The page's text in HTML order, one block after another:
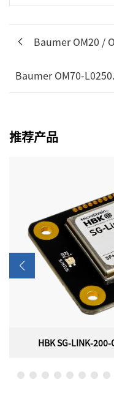
Baumer OM20 /
推荐产品
HBK SG-LINK-
HBK SG-LINK-200-